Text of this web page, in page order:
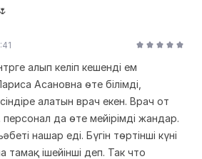
алып келіп кешенді ем
Асановна өте білімді,
алатын врач екен. Врач от
да өте мейірімді жандар.
нашар еді. Бүгін төртінші күні
ішейінші деп. Так что